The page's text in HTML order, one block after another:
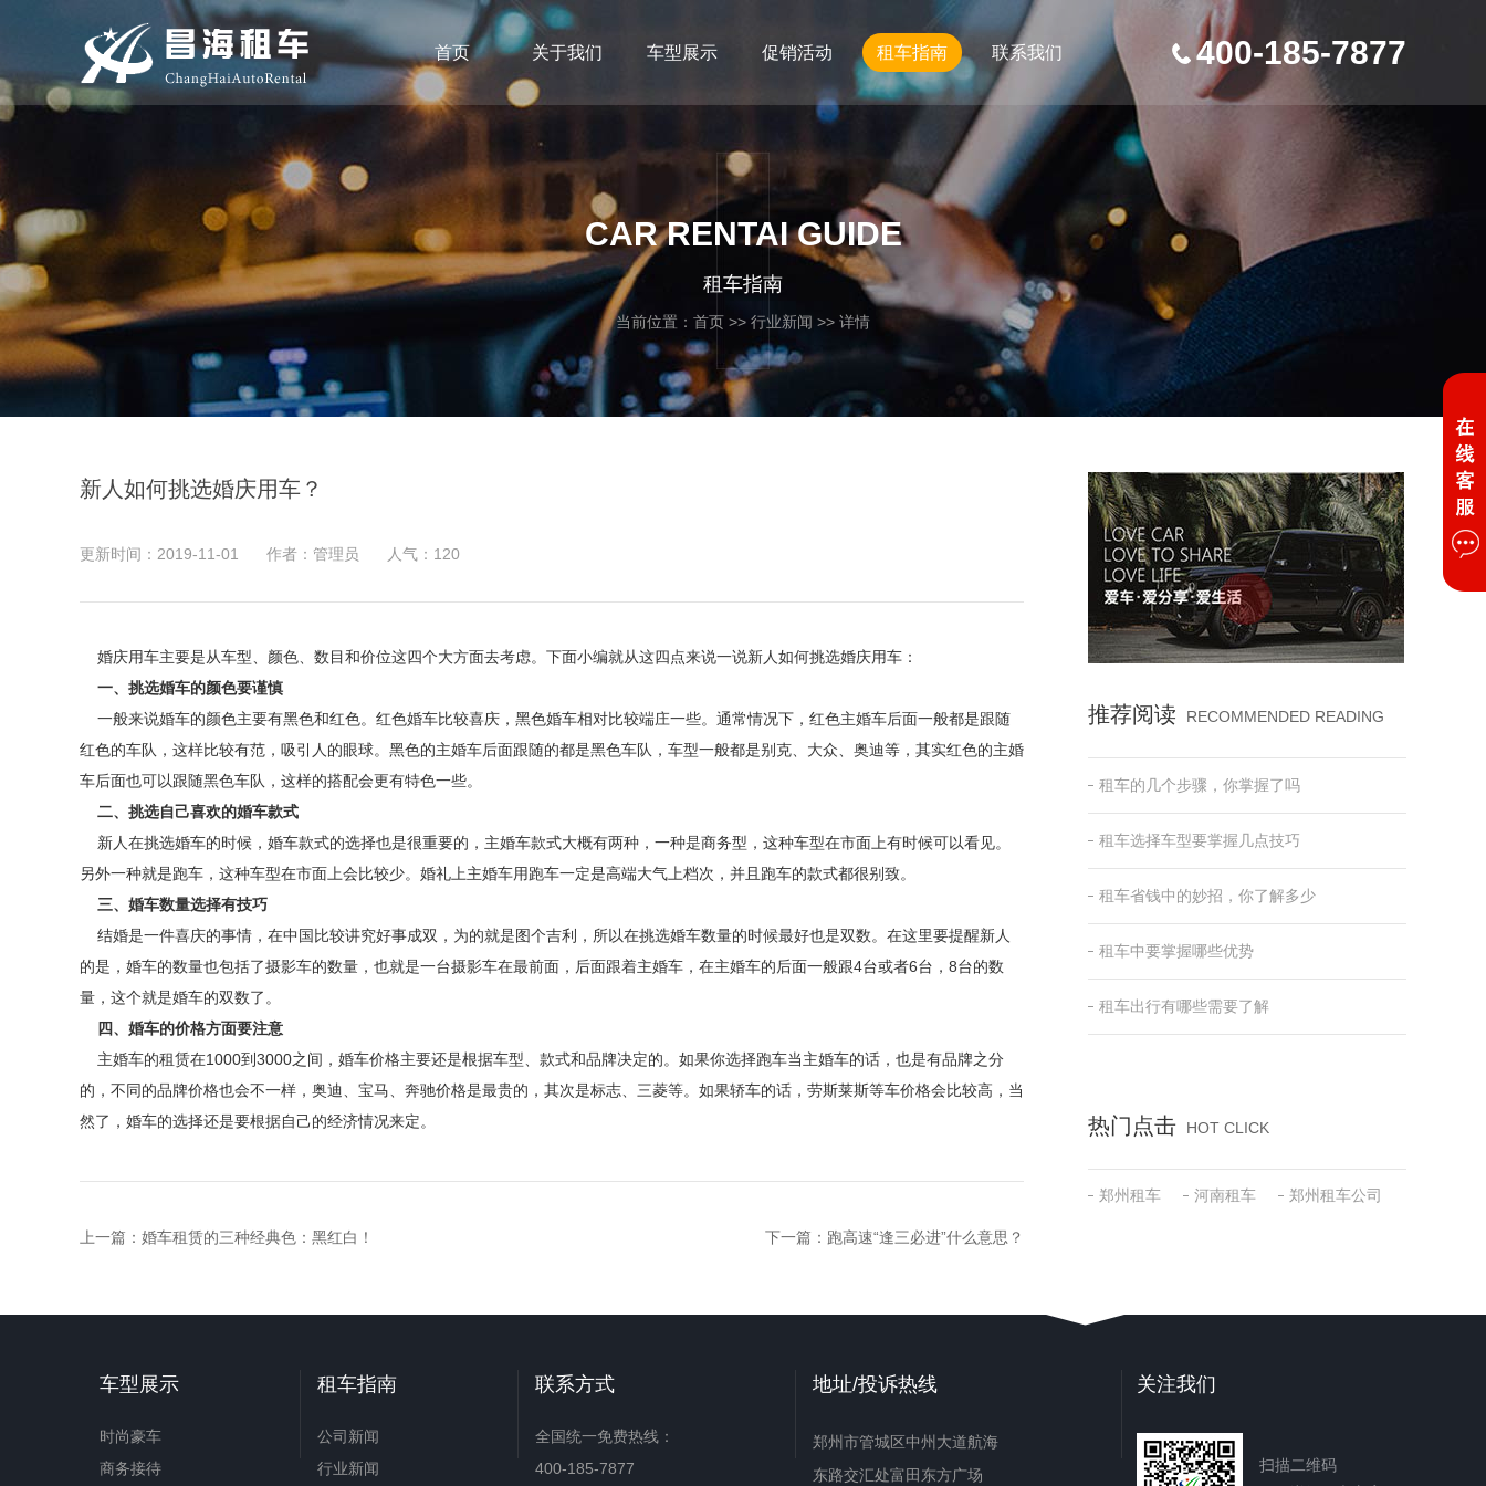
首页 关于我们 车型展示 促销活动 租车指南 联系我们 400-185-7877
CAR RENTAI GUIDE
租车指南
当前位置： 首页 >> 行业新闻 >> 详情
新人如何挑选婚庆用车？
更新时间：2019-11-01 作者：管理员 人气： 120
婚庆用车主要是从车型、颜色、数目和价位这四个大方面去考虑。下面小编就从这四点来说一说新人如何挑选婚庆用车：
一、挑选婚车的颜色要谨慎
一般来说婚车的颜色主要有黑色和红色。红色婚车比较喜庆，黑色婚车相对比较端庄一些。通常情况下，红色主婚车后面一般都是跟随
红色的车队，这样比较有范，吸引人的眼球。黑色的主婚车后面跟随的都是黑色车队，车型一般都是别克、大众、奥迪等，其实红色的主婚
车后面也可以跟随黑色车队，这样的搭配会更有特色一些。
二、挑选自己喜欢的婚车款式
新人在挑选婚车的时候，婚车款式的选择也是很重要的，主婚车款式大概有两种，一种是商务型，这种车型在市面上有时候可以看见。
另外一种就是跑车，这种车型在市面上会比较少。婚礼上主婚车用跑车一定是高端大气上档次，并且跑车的款式都很别致。
三、婚车数量选择有技巧
结婚是一件喜庆的事情，在中国比较讲究好事成双，为的就是图个吉利，所以在挑选婚车数量的时候最好也是双数。在这里要提醒新人
的是，婚车的数量也包括了摄影车的数量，也就是一台摄影车在最前面，后面跟着主婚车，在主婚车的后面一般跟4台或者6台，8台的数
量，这个就是婚车的双数了。
四、婚车的价格方面要注意
主婚车的租赁在1000到3000之间，婚车价格主要还是根据车型、款式和品牌决定的。如果你选择跑车当主婚车的话，也是有品牌之分
的，不同的品牌价格也会不一样，奥迪、宝马、奔驰价格是最贵的，其次是标志、三菱等。如果轿车的话，劳斯莱斯等车价格会比较高，当
然了，婚车的选择还是要根据自己的经济情况来定。
上一篇： 婚车租赁的三种经典色：黑红白！ 下一篇： 跑高速“逢三必进”什么意思？
推荐阅读 RECOMMENDED READING
租车的几个步骤，你掌握了吗
租车选择车型要掌握几点技巧
租车省钱中的妙招，你了解多少
租车中要掌握哪些优势
租车出行有哪些需要了解
热门点击 HOT CLICK
郑州租车 河南租车 郑州租车公司
车型展示
时尚豪车
商务接待
租车指南
公司新闻
行业新闻
联系方式
全国统一免费热线：
400-185-7877
地址/投诉热线
郑州市管城区中州大道航海
东路交汇处富田东方广场
关注我们
扫描二维码